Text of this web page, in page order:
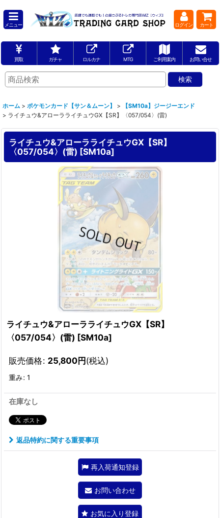
メニュー ログイン カート
買取 ガチャ ロルカナ MTG ご利用案内 お問い合せ
ホーム > ポケモンカード【サン＆ムーン】 >
【SM10a】ジージーエンド
> ライチュウ&アローラライチュウGX【SR】〈057/054〉(雷)
ライチュウ&アローラライチュウGX【SR】
〈057/054〉(雷) [SM10a]
ライチュウ&アローラライチュウGX【SR】
〈057/054〉(雷) [SM10a]
販売価格: 25,800円(税込)
重み: 1
在庫なし
返品特約に関する重要事項
再入荷通知登録
お問い合わせ
お気に入り登録